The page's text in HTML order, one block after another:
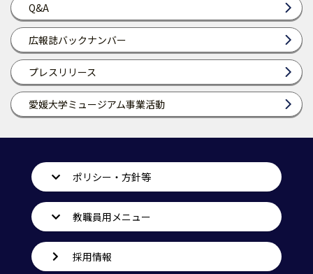
Q&A
広報誌バックナンバー
プレスリリース
愛媛大学ミュージアム事業活動
ポリシー・方針等
教職員用メニュー
採用情報